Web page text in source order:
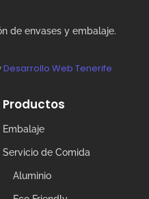
de envases y embalaje.
Desarrollo Web Tenerife
Productos
Embalaje
Servicio de Comida
Aluminio